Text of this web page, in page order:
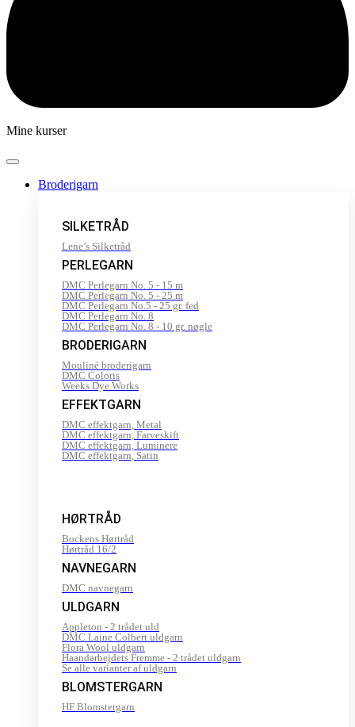
Mine kurser
Broderigarn
SILKETRÅD
Lene’s Silketråd
PERLEGARN
DMC Perlegarn No. 5 - 15 m
DMC Perlegarn No. 5 - 25 m
DMC Perlegarn No.5 - 25 gr. fed
DMC Perlegarn No. 8
DMC Perlegarn No. 8 - 10 gr. nøgle
BRODERIGARN
Mouliné broderigarn
DMC Coloris
Weeks Dye Works
EFFEKTGARN
DMC effektgarn, Metal
DMC effektgarn, Farveskift
DMC effektgarn, Luminere
DMC effektgarn, Satin
HØRTRÅD
Bockens Hørtråd
Hørtråd 16/2
NAVNEGARN
DMC navnegarn
ULDGARN
Appleton - 2 trådet uld
DMC Laine Colbert uldgarn
Flora Wool uldgarn
Haandarbejdets Fremme - 2 trådet uldgarn
Se alle varianter af uldgarn
BLOMSTERGARN
HF Blomstergarn